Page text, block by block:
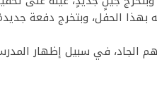
بهذا الحفل، وبتخرج دفعة
الجاد، في سبيل إظهار